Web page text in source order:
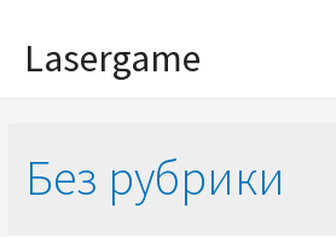
Lasergame
Без рубрики